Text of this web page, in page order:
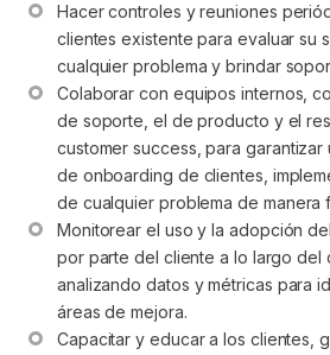
Hacer controles y reuniones
clientes existente para evaluar su
cualquier problema y brindar
Colaborar con equipos internos,
de soporte, el de producto y el
customer success, para
de onboarding de clientes,
de cualquier problema de manera
Monitorear el uso y la adopción
por parte del cliente a lo largo del
analizando datos y métricas para
áreas de mejora.
Capacitar y educar a los clientes,